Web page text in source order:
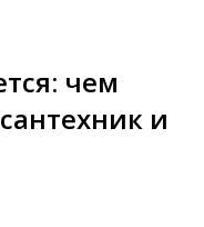
чем
и